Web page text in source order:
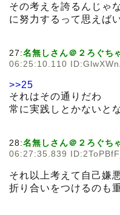
その考えを誇るんじゃ
に努力するって思えば
27:名無しさん＠２ろぐち
06:25:10.110
>>25
それはその通りだわ
常に実践しとかないと
28:名無しさん＠２ろぐち
06:27:35.839
それ以上考えて自己嫌
折り合いをつけるのも